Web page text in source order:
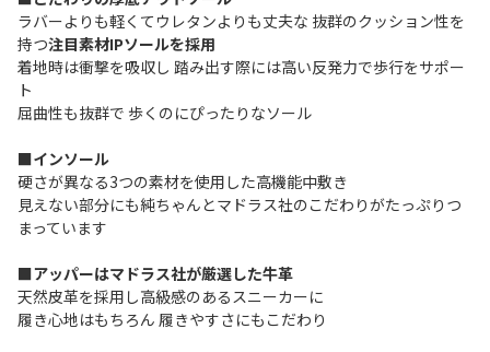
ラバーよりも軽くてウレタンよりも丈夫な 抜群のクッション性を
持つ注目素材IPソールを採用
着地時は衝撃を吸収し 踏み出す際には高い反発力で歩行をサポー
ト
屈曲性も抜群で 歩くのにぴったりなソール
■インソール
硬さが異なる3つの素材を使用した高機能中敷き
見えない部分にも純ちゃんとマドラス社のこだわりがたっぷりつ
まっています
■アッパーはマドラス社が厳選した牛革
天然皮革を採用し高級感のあるスニーカーに
履き心地はもちろん 履きやすさにもこだわり